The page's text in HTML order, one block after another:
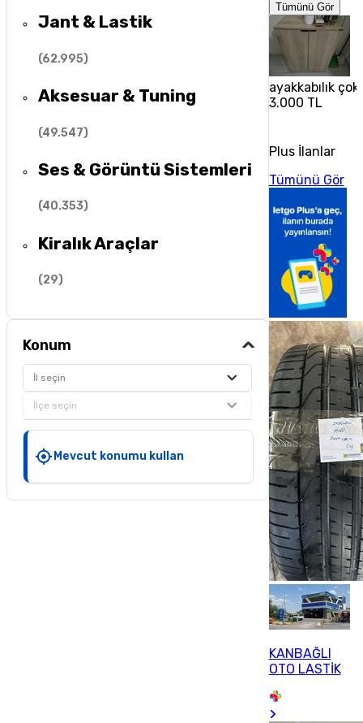
Jant & Lastik
(62.995)
Aksesuar & Tuning
(49.547)
Ses & Görüntü Sistemleri
(40.353)
Kiralık Araçlar
(29)
Konum
İl seçin
İlçe seçin
Mevcut konumu kullan
Tümünü Gör
ayakkabılık
3.000 TL
Plus İlanlar
Tümünü Gör
KANBAĞLI
OTO LASTİK